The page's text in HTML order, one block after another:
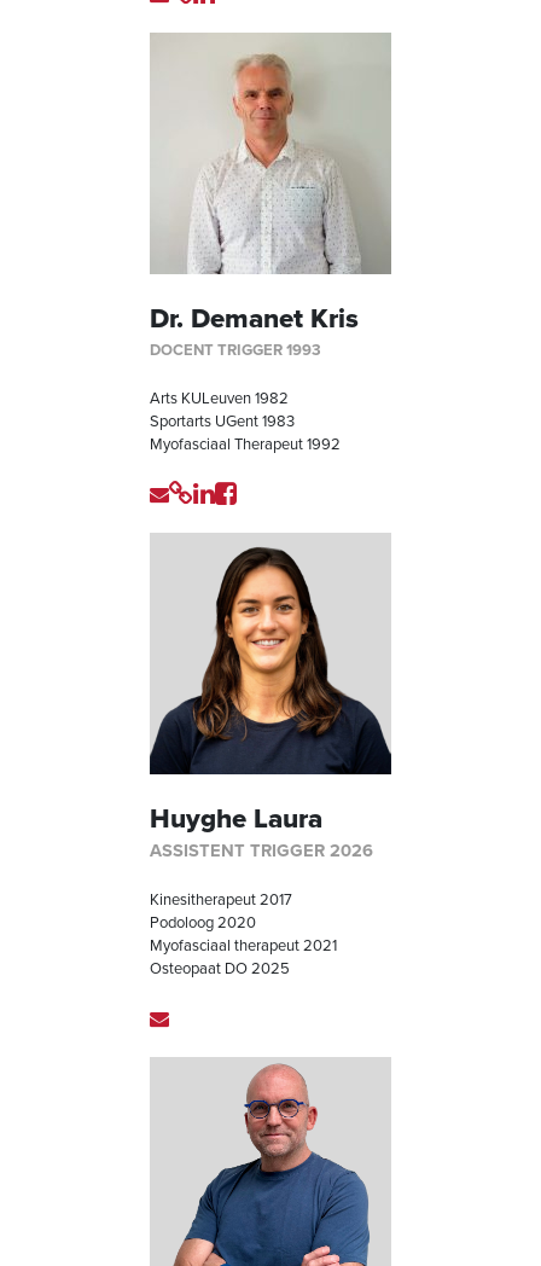
Dr. Demanet Kris
DOCENT TRIGGER 1993
Arts KULeuven 1982
Sportarts UGent 1983
Myofasciaal Therapeut 1992
Huyghe Laura
ASSISTENT TRIGGER 2026
Kinesitherapeut 2017
Podoloog 2020
Myofasciaal therapeut 2021
Osteopaat DO 2025